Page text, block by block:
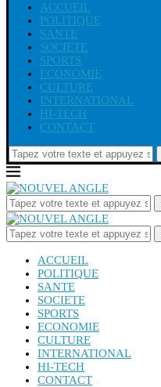
ACCUEIL
POLITIQUE
SANTE
SOCIETE
SPORTS
ECONOMIE
CULTURE
INTERNATIONAL
HI-TECH
CONTACT
ACCUEIL
POLITIQUE
SANTE
SOCIETE
SPORTS
ECONOMIE
CULTURE
INTERNATIONAL
HI-TECH
CONTACT